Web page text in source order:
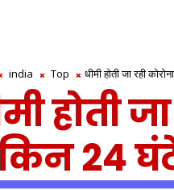
india Top धीमी होती जा रही
होती
24